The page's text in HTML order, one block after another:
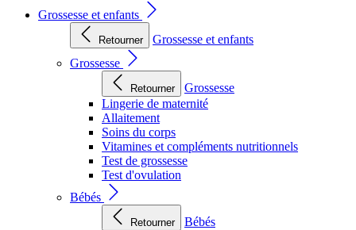
Grossesse et enfants
Retourner
Grossesse et enfants
Grossesse
Retourner
Grossesse
Lingerie de maternité
Allaitement
Soins du corps
Vitamines et compléments nutritionnels
Test de grossesse
Test d'ovulation
Bébés
Retourner
Bébés